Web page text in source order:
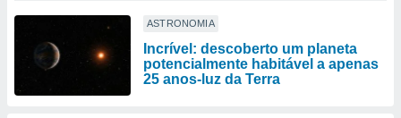
ASTRONOMIA
Incrível: descoberto um planeta
potencialmente habitável a apenas
25 anos-luz da Terra